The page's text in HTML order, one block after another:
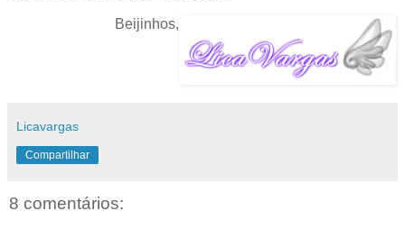
Beijinhos,
Licavargas
Compartilhar
8 comentários: